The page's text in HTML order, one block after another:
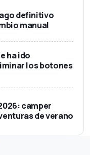
definitivo
manual
ha ido
los botones
camper
de verano